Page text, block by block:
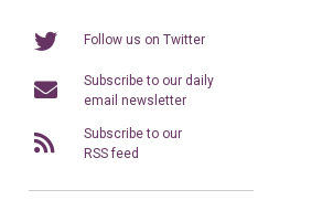
Follow us on Twitter
Subscribe to our daily
email newsletter
Subscribe to our
RSS feed